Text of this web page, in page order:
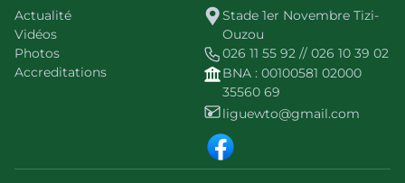
Actualité
Vidéos
Photos
Accreditations
Stade 1er Novembre Tizi-
Ouzou
026 11 55 92 // 026 10 39 02
BNA : 00100581 02000
35560 69
liguewto@gmail.com